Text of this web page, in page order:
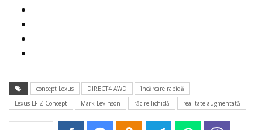
concept Lexus DIRECT4 AWD
încărcare rapidă
Lexus LF-Z Concept
Mark Levinson răcire lichidă realitate augmentată